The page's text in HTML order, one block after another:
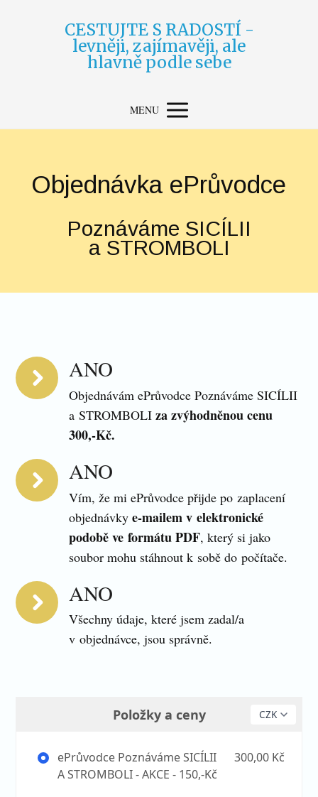
CESTUJTE S RADOSTÍ -
levněji, zajímavěji, ale
hlavně podle sebe
MENU
Objednávka ePrůvodce
Poznáváme SICÍLII
a STROMBOLI
ANO
Objednávám ePrůvodce Poznáváme SICÍLII
a STROMBOLIza zvýhodněnou cenu
300,-Kč.
ANO
Vím, že mi ePrůvodce přijde po zaplacení
objednávkye-mailem v elektronické
podobě ve formátu PDF, který si jako
soubor mohu stáhnout k sobě do počítače.
ANO
Všechny údaje, které jsem zadal/a
v objednávce, jsou správně.
Položky a ceny
ePrůvodce Poznáváme SICÍLII
A STROMBOLI - AKCE - 150,-Kč
300,00 Kč